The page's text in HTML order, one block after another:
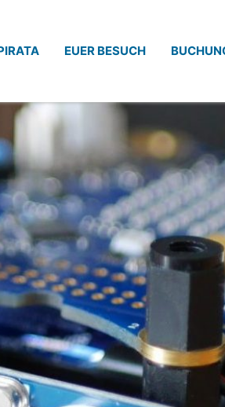
EUER BESUCH